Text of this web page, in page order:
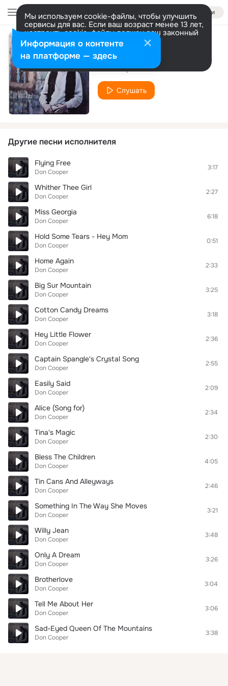
Войти
Мы используем cookie-файлы, чтобы улучшить
сервисы для вас. Если ваш возраст менее 13 лет,
настроить cookie-файлы должен ваш законный
представитель. Больше информации
Разрешить все Настроить
A New Gun
Don Cooper
Слушать
Другие песни исполнителя
Flying Free
Don Cooper
3:17
Whither Thee Girl
Don Cooper
2:27
Miss Georgia
Don Cooper
6:18
Hold Some Tears - Hey Mom
Don Cooper
0:51
Home Again
Don Cooper
2:33
Big Sur Mountain
Don Cooper
3:25
Cotton Candy Dreams
Don Cooper
3:18
Hey Little Flower
Don Cooper
2:36
Captain Spangle's Crystal Song
Don Cooper
2:55
Easily Said
Don Cooper
2:09
Alice (Song for)
Don Cooper
2:34
Tina's Magic
Don Cooper
2:30
Bless The Children
Don Cooper
4:05
Tin Cans And Alleyways
Don Cooper
2:46
Something In The Way She Moves
Don Cooper
3:21
Willy Jean
Don Cooper
3:48
Only A Dream
Don Cooper
3:26
Brotherlove
Don Cooper
3:04
Tell Me About Her
Don Cooper
3:06
Sad-Eyed Queen Of The Mountains
Don Cooper
3:38
Информация о контенте
на платформе — здесь